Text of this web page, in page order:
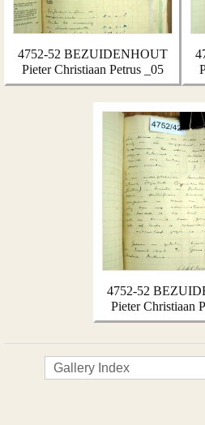
4752-52 BEZUIDENHOUT
Pieter Christiaan Petrus _05
4752-52
Pieter Christiaan